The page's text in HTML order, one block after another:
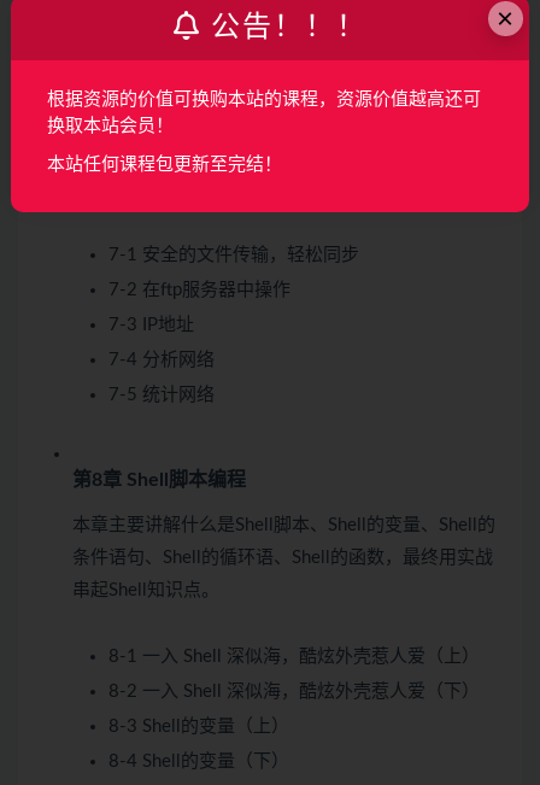
第7章 网络和安全
本章主要讲解安全的文件传输，轻松同步、分析IP地址
和网络接口、用netstat分析网络、旧版防火墙
iptables、新版防火墙firewalld以及SELinux安全子系
7-1 安全的文件传输，轻松同步
7-2 在ftp服务器中操作
7-3 IP地址
7-4 分析网络
7-5 统计网络
第8章 Shell脚本编程
本章主要讲解什么是Shell脚本、Shell的变量、Shell的
条件语句、Shell的循环语、Shell的函数，最终用实战
串起Shell知识点。
8-1 一入 Shell 深似海，酷炫外壳惹人爱（上）
8-2 一入 Shell 深似海，酷炫外壳惹人爱（下）
8-3 Shell的变量（上）
8-4 Shell的变量（下）
×
公告！！！
根据资源的价值可换购本站的课程，资源价值越高还可
换取本站会员！
本站任何课程包更新至完结！